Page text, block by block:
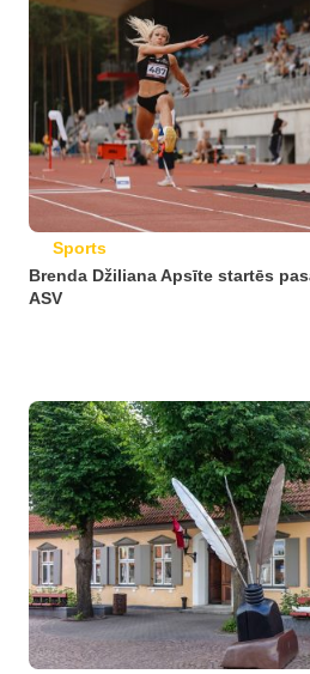
Sports
Brenda Džiliana Apsīte startēs
ASV